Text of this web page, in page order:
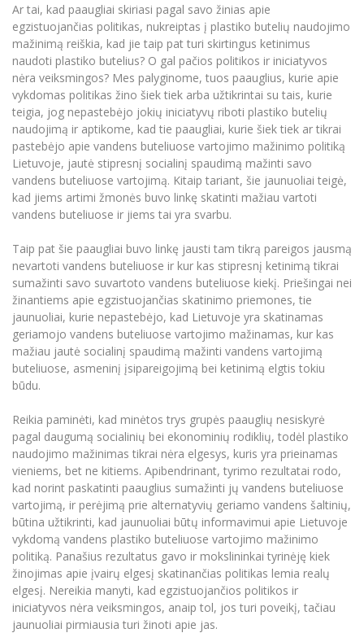
Ar tai, kad paaugliai skiriasi pagal savo žinias apie
egzistuojančias politikas, nukreiptas į plastiko butelių naudojimo
mažinimą reiškia, kad jie taip pat turi skirtingus ketinimus
naudoti plastiko butelius? O gal pačios politikos ir iniciatyvos
nėra veiksmingos? Mes palyginome, tuos paauglius, kurie apie
vykdomas politikas žino šiek tiek arba užtikrintai su tais, kurie
teigia, jog nepastebėjo jokių iniciatyvų riboti plastiko butelių
naudojimą ir aptikome, kad tie paaugliai, kurie šiek tiek ar tikrai
pastebėjo apie vandens buteliuose vartojimo mažinimo politiką
Lietuvoje, jautė stipresnį socialinį spaudimą mažinti savo
vandens buteliuose vartojimą. Kitaip tariant, šie jaunuoliai teigė,
kad jiems artimi žmonės buvo linkę skatinti mažiau vartoti
vandens buteliuose ir jiems tai yra svarbu.
Taip pat šie paaugliai buvo linkę jausti tam tikrą pareigos jausmą
nevartoti vandens buteliuose ir kur kas stipresnį ketinimą tikrai
sumažinti savo suvartoto vandens buteliuose kiekį. Priešingai nei
žinantiems apie egzistuojančias skatinimo priemones, tie
jaunuoliai, kurie nepastebėjo, kad Lietuvoje yra skatinamas
geriamojo vandens buteliuose vartojimo mažinamas, kur kas
mažiau jautė socialinį spaudimą mažinti vandens vartojimą
buteliuose, asmeninį įsipareigojimą bei ketinimą elgtis tokiu
būdu.
Reikia paminėti, kad minėtos trys grupės paauglių nesiskyrė
pagal daugumą socialinių bei ekonominių rodiklių, todėl plastiko
naudojimo mažinimas tikrai nėra elgesys, kuris yra prieinamas
vieniems, bet ne kitiems. Apibendrinant, tyrimo rezultatai rodo,
kad norint paskatinti paauglius sumažinti jų vandens buteliuose
vartojimą, ir perėjimą prie alternatyvių geriamo vandens šaltinių,
būtina užtikrinti, kad jaunuoliai būtų informavimui apie Lietuvoje
vykdomą vandens plastiko buteliuose vartojimo mažinimo
politiką. Panašius rezultatus gavo ir mokslininkai tyrinėję kiek
žinojimas apie įvairų elgesį skatinančias politikas lemia realų
elgesį. Nereikia manyti, kad egzistuojančios politikos ir
iniciatyvos nėra veiksmingos, anaip tol, jos turi poveikį, tačiau
jaunuoliai pirmiausia turi žinoti apie jas.